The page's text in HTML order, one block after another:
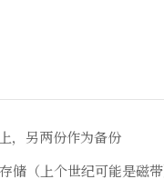
，另两份作为备份
储（上个世纪可能是磁带